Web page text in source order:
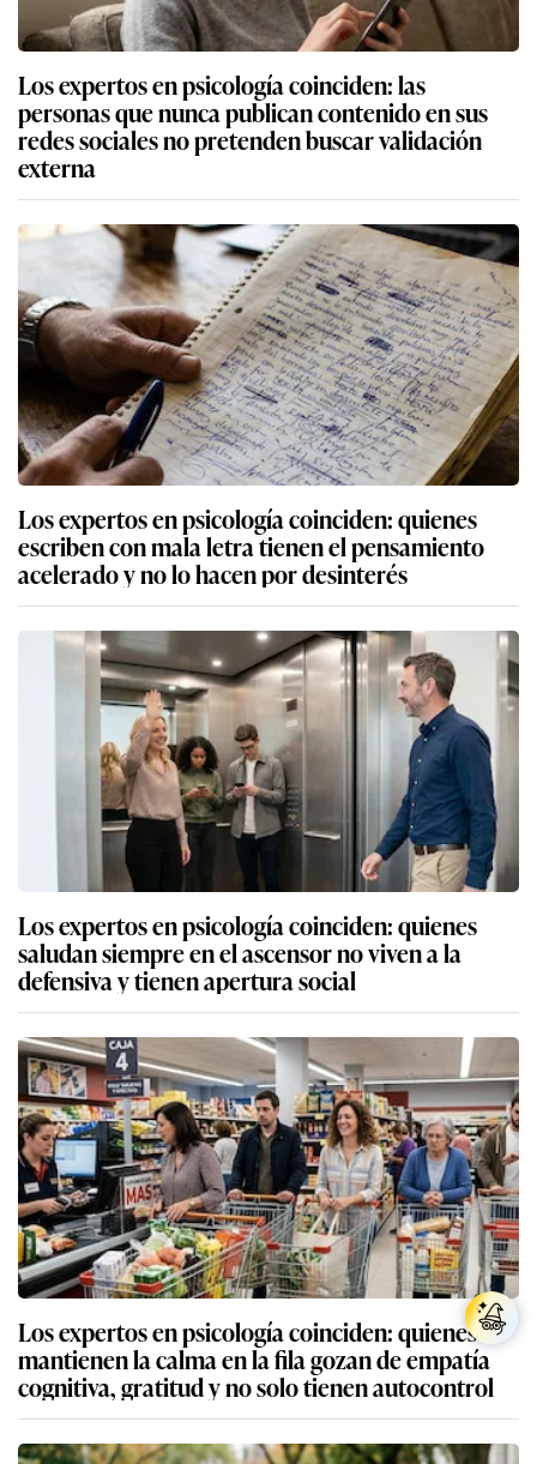
Los expertos en psicología coinciden: las
personas que nunca publican contenido en sus
redes sociales no pretenden buscar validación
externa
Los expertos en psicología coinciden: quienes
escriben con mala letra tienen el pensamiento
acelerado y no lo hacen por desinterés
Los expertos en psicología coinciden: quienes
saludan siempre en el ascensor no viven a la
defensiva y tienen apertura social
Los expertos en psicología coinciden: quienes
mantienen la calma en la fila gozan de empatía
cognitiva, gratitud y no solo tienen autocontrol